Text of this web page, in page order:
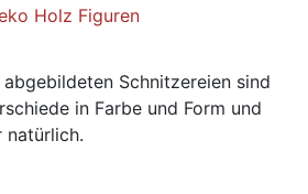
Holz Figuren
Schnitzereien sind
in Farbe und Form und
natürlich.